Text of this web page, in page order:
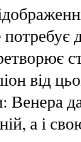
від
Венера
а і